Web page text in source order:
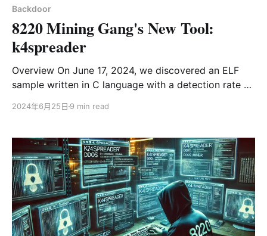
Backdoor
8220 Mining Gang's New Tool:
k4spreader
Overview On June 17, 2024, we discovered an ELF
sample written in C language with a detection rate of
upx packer. After unpacking, another modified upx-
CGO mode. After analysis, it was
2024年6月25日 9 min read